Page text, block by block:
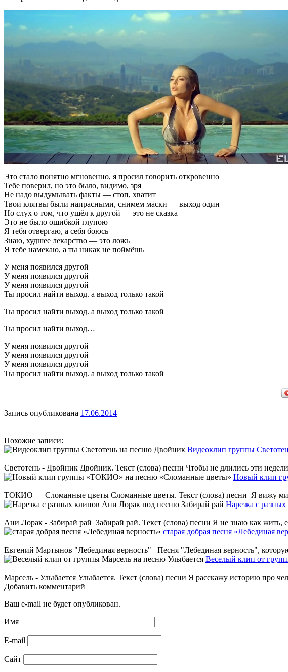
Это стало понятно мгновенно, я просил говорить откровенно
Тебе поверил, но это было, видимо, зря
Не надо выдумывать факты — стоп, хватит
Твои клятвы были напрасными, снимем маски — выход один
Но слух о том, что ушёл к другой — это не сказка
Это не было ошибкой глупою
Я тебя отвергаю, а себя боюсь
Знаю, худшее лекарство — это ложь
Я тебе намекаю, а ты никак не поймёшь
У меня появился другой
У меня появился другой
У меня появился другой
Ты просил найти выход. а выход только такой
Ты просил найти выход. а выход только такой
Ты просил найти выход…
У меня появился другой
У меня появился другой
У меня появился другой
Ты просил найти выход. а выход только такой
Запись опубликована 17.06.2014
Похожие записи:
Видеоклип группы
Светотень - Двойник Двойник. Текст (слова) песни Чтобы не длились эти
Новый клип
ТОКИО — Сломанные цветы Сломанные цветы. Текст (слова) песни Я вижу
Нарезка с
Ани Лорак - Забирай рай Забирай рай. Текст (слова) песни Я не знаю как
старая добрая песня «Лебединая
Евгений Мартынов "Лебединая верность" Песня "Лебединая верность",
Веселый клип от
Марсель - Улыбается Улыбается. Текст (слова) песни Я расскажу историю про
Добавить комментарий
Ваш e-mail не будет опубликован.
Имя
E-mail
Сайт